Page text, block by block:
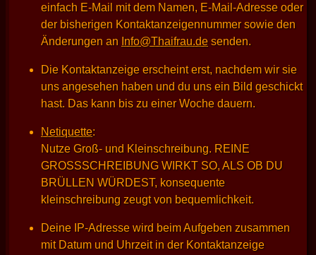
einfach E-Mail mit dem Namen, E-Mail-Adresse oder
der bisherigen Kontaktanzeigennummer sowie den
Änderungen an Info@Thaifrau.de senden.
Die Kontaktanzeige erscheint erst, nachdem wir sie
uns angesehen haben und du uns ein Bild geschickt
hast. Das kann bis zu einer Woche dauern.
Netiquette:
Nutze Groß- und Kleinschreibung. REINE
GROSSSCHREIBUNG WIRKT SO, ALS OB DU
BRÜLLEN WÜRDEST, konsequente
kleinschreibung zeugt von bequemlichkeit.
Deine IP-Adresse wird beim Aufgeben zusammen
mit Datum und Uhrzeit in der Kontaktanzeige